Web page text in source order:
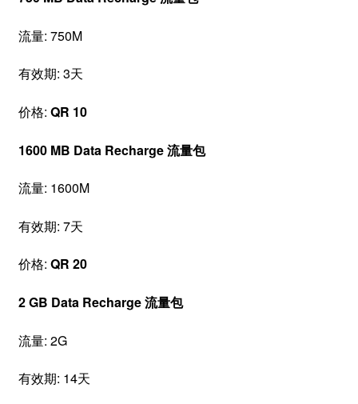
流量: 750M
有效期: 3天
价格: QR 10
1600 MB Data Recharge 流量包
流量: 1600M
有效期: 7天
价格: QR 20
2 GB Data Recharge 流量包
流量: 2G
有效期: 14天